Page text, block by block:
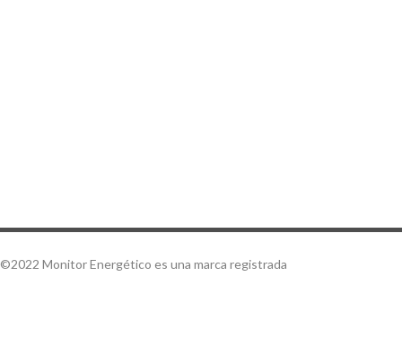
©2022 Monitor Energético es una marca registrada